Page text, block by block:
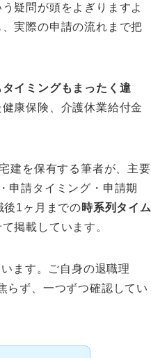
疑問が頭をよぎりますよ
実際の申請の流れまで把
タイミングもまったく違
康保険、介護休業給付金
建を保有する筆者が、主要
申請タイミング・申請期
後1ヶ月までの時系列タイム
掲載しています。
ます。ご自身の退職理
らず、一つずつ確認してい